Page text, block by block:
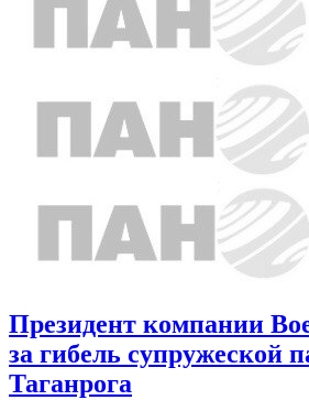
Президент компании
за гибель супружеской
Таганрога